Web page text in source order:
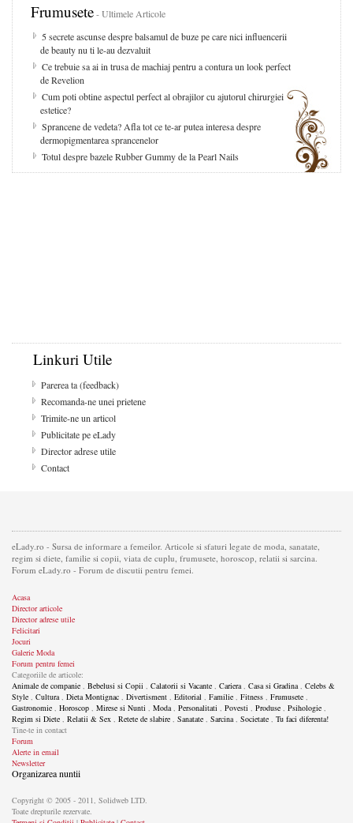
Frumusete- Ultimele Articole
5 secrete ascunse despre balsamul de buze pe care nici influencerii
de beauty nu ti le-au dezvaluit
Ce trebuie sa ai in trusa de machiaj pentru a contura un look perfect
de Revelion
Cum poti obtine aspectul perfect al obrajilor cu ajutorul chirurgiei
estetice?
Sprancene de vedeta? Afla tot ce te-ar putea interesa despre
dermopigmentarea sprancenelor
Totul despre bazele Rubber Gummy de la Pearl Nails
Linkuri Utile
Parerea ta (feedback)
Recomanda-ne unei prietene
Trimite-ne un articol
Publicitate pe eLady
Director adrese utile
Contact
eLady.ro - Sursa de informare a femeilor. Articole si sfaturi legate de moda, sanatate,
regim si diete, familie si copii, viata de cuplu, frumusete, horoscop, relatii si sarcina.
Forum eLady.ro - Forum de discutii pentru femei.
Acasa
Director articole
Director adrese utile
Felicitari
Jocuri
Galerie Moda
Forum pentru femei
Categoriile de articole:
Animale de companie , Bebelusi si Copii , Calatorii si Vacante , Cariera, Casa si Gradina, Celebs &
Style , Cultura, Dieta Montignac , Divertisment , Editorial , Familie , Fitness , Frumusete ,
Gastronomie , Horoscop , Mirese si Nunti , Moda, Personalitati , Povesti , Produse , Psihologie ,
Regim si Diete , Relatii & Sex , Retete de slabire , Sanatate , Sarcina, Societate , Tu faci diferenta!
Tine-te in contact
Forum
Alerte in email
Newsletter
Organizarea nuntii
Copyright © 2005 - 2011, Solidweb LTD.
Toate drepturile rezervate.